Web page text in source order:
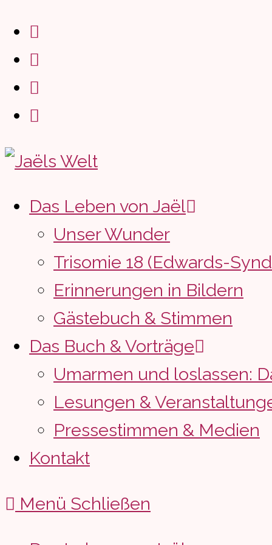
Zum
Inhalt
springen
Das Leben von Jaël
Unser Wunder
Trisomie 18 (Edwards-
Erinnerungen in Bildern
Gästebuch & Stimmen
Das Buch & Vorträge
Umarmen und loslassen:
Lesungen &
Pressestimmen & Medien
Kontakt
Menü Schließen